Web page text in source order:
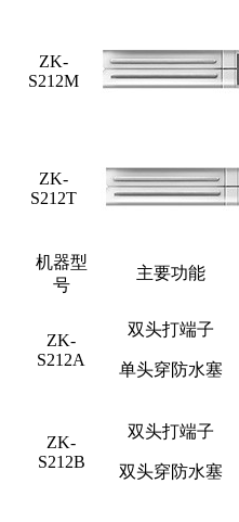
ZK-
S212M
ZK-
S212T
机器型
号
主要功能
ZK-
S212A
双头打端子
单头穿防水塞
ZK-
S212B
双头打端子
双头穿防水塞